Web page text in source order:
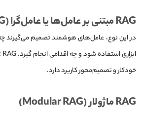
RAG مبتنی بر عامل‌ها یا عامل‌گرا (Agentic RAG)
در این نوع، عامل‌های هوشمند تصمیم می‌گیرند
خودکار و تصمیم‌محور کاربرد دارد.
RAG ماژولار (Modular RAG)